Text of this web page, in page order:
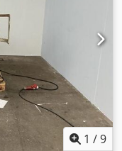
de margen: IVA
posibles
del sector
1 /9